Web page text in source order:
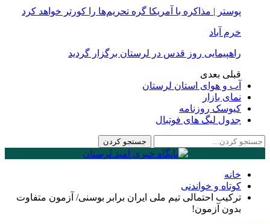
پوستر | مذاکره با آمریکا گره تحریم‌ها را کورتر خواهد کرد
خرم آباد
راهپیمایی روز قدس در لرستان برگزار گردید
قبلی بعدی
آب و هوای استان لرستان
نمای بازار
کیوسک روزنامه
جدول لیگ های فوتبال
خانه
کوتاه و خواندنی
ترکیب احتمالی تیم ملی ایران برابر بوسنی/ آزمون متفاوت
بدون آزمون!